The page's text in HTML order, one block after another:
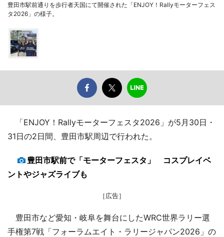
豊田市駅前通りを歩行者天国にて開催された「ENJOY！Rallyモーターフェス
タ2026」の様子。
「ENJOY！Rallyモーターフェスタ2026」が5月30日・
31日の2日間、豊田市駅周辺で行われた。
豊田市駅前で「モーターフェスタ」 コスプレイベ
ントやジャズライブも
［広告］
豊田市など愛知・岐阜を舞台にしたWRC世界ラリー選
手権第7戦「フォーラムエイト・ラリージャパン2026」の